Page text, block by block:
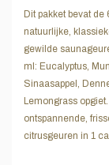
Dit pakket bevat de
natuurlijke,
gewilde
ml: Eucalyptus,
Sinaasappel,
Lemongrass
ontspannende,
citrusgeuren in 1